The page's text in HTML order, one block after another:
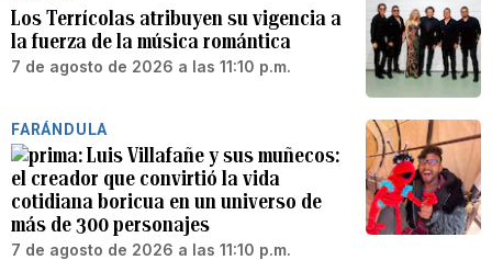
Los Terrícolas atribuyen su vigencia a
la fuerza de la música romántica
7 de agosto de 2026 a las 11:10 p.m.
FARÁNDULA
Luis Villafañe y sus muñecos:
el creador que convirtió la vida
cotidiana boricua en un universo de
más de 300 personajes
7 de agosto de 2026 a las 11:10 p.m.